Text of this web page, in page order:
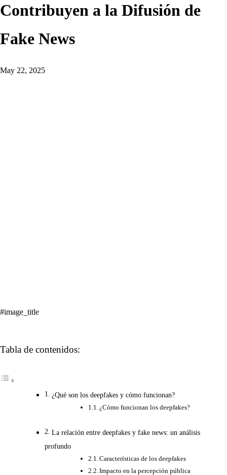
Contribuyen a la Difusión de
Fake News
May 22, 2025
#image_title
Tabla de contenidos:
¿Qué son los deepfakes y cómo funcionan?
¿Cómo funcionan los deepfakes?
La relación entre deepfakes y fake news: un análisis
profundo
Características de los deepfakes
Impacto en la percepción pública